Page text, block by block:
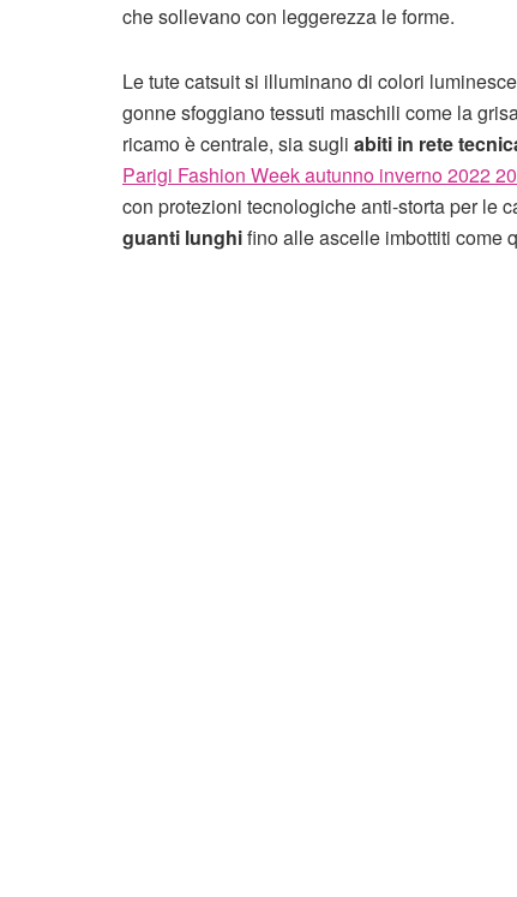
che sollevano con leggerezza le forme.
Le tute catsuit si illuminano di colori
gonne sfoggiano tessuti maschili come la
ricamo è centrale, sia sugli abiti in rete
Parigi Fashion Week autunno inverno 2022
con protezioni tecnologiche anti-storta per le
guanti lunghifino alle ascelle imbottiti come